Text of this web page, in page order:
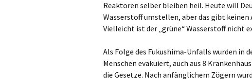
Reaktoren selber bleiben heil. Heute will
Wasserstoff umstellen, aber das gibt keinen
Vielleicht ist der „grüne“ Wasserstoff nicht
Als Folge des Fukushima-Unfalls wurden in
Menschen evakuiert, auch aus 8
die Gesetze. Nach anfänglichem Zögern